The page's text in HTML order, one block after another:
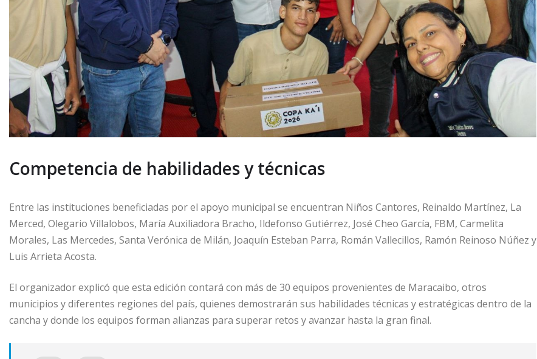
Competencia de habilidades y técnicas
Entre las instituciones beneficiadas por el apoyo municipal se encuentran Niños Cantores, Reinaldo Martínez, La
Merced, Olegario Villalobos, María Auxiliadora Bracho, Ildefonso Gutiérrez, José Cheo García, FBM, Carmelita
Morales, Las Mercedes, Santa Verónica de Milán, Joaquín Esteban Parra, Román Vallecillos, Ramón Reinoso Núñez y
Luis Arrieta Acosta.
El organizador explicó que esta edición contará con más de 30 equipos provenientes de Maracaibo, otros
municipios y diferentes regiones del país, quienes demostrarán sus habilidades técnicas y estratégicas dentro de la
cancha y donde los equipos forman alianzas para superar retos y avanzar hasta la gran final.